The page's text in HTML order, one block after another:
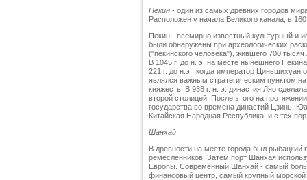
Пекин - один из самых древних городов
Расположен у начала Великого канала, в
Пекин - всемирно известный культурный и
были обнаружены при археологических
("пекинского человека"), жившего 700
В 1045 г. до н. э. на месте нынешнего
221 г. до н.э., когда император Циньшихуан
являлся важным стратегическим пунктом
княжеств. В 938 г. н. э. династия Ляо
второй столицей. После этого на
государства во времена династий Цзинь,
Китайская Народная Республика, и с тех
Шанхай
В древности на месте города был рыбацкий
ремесленников. Затем порт Шанхая
Европы. Современный Шанхай - самый
финансовый центр, самый крупный